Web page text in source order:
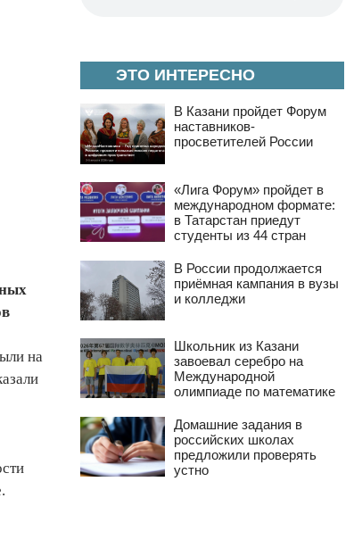
на
ЭТО ИНТЕРЕСНО
В Казани пройдет Форум
наставников-
просветителей России
«Лига Форум» пройдет в
международном формате:
в Татарстан приедут
студенты из 44 стран
В России продолжается
приёмная кампания в вузы
и колледжи
Школьник из Казани
завоевал серебро на
Международной
олимпиаде по математике
Домашние задания в
российских школах
предложили проверять
устно